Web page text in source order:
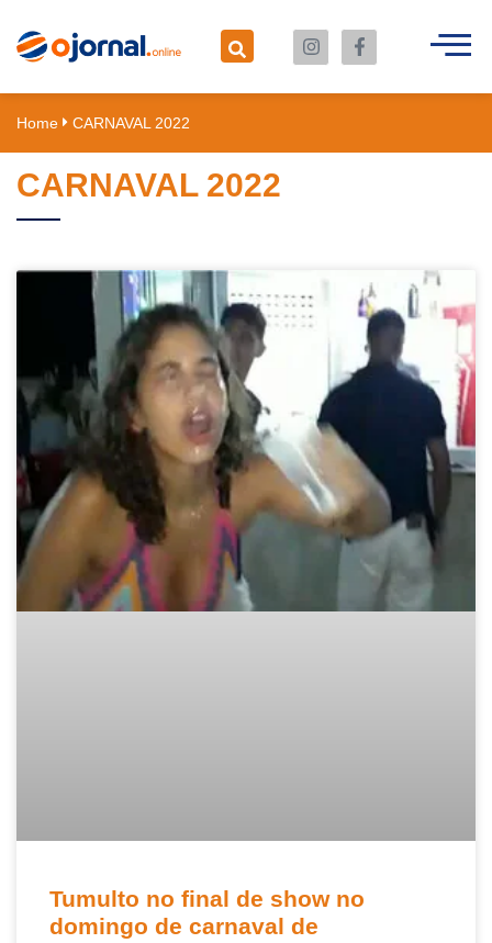
Home CARNAVAL 2022
CARNAVAL 2022
Tumulto no final de show no
domingo de carnaval de